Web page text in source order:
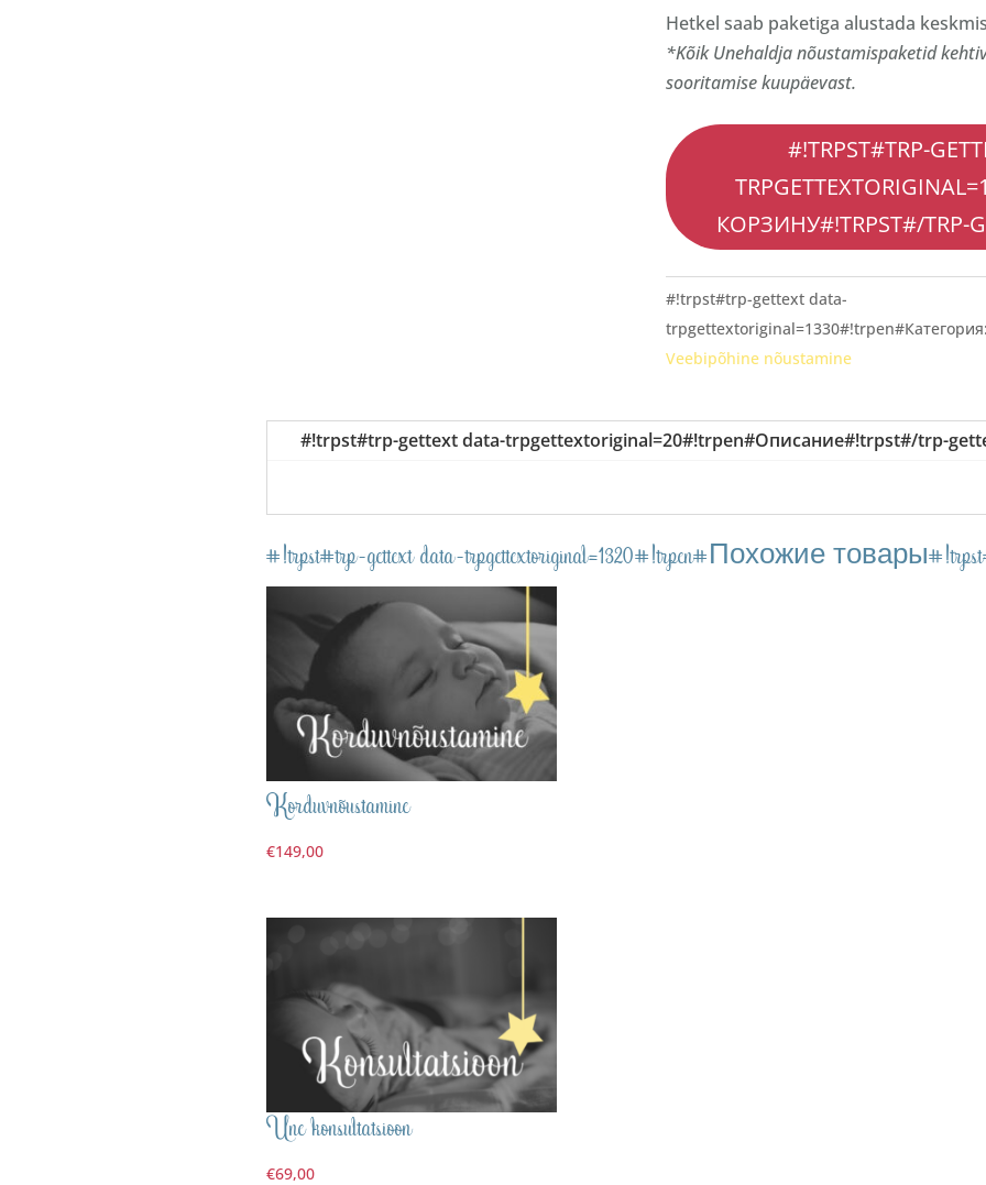
Hetkel saab paketiga alustada
*Kõik Unehaldja nõustamispaketid
sooritamise kuupäevast.
#!TRPST#TRP-
КОРЗИНУ#!TRPST#/TRP-
#!trpst#trp-gettext data-
Veebipõhine nõustamine
#!trpst#trp-gettext data-trpgettextoriginal=20#!trpen#Описание#!trpst#/trp-
#!trpst#trp-gettext data-trpgettextoriginal=1320#!trpen#Похожие
Korduvnõustamine
€149,00
Une konsultatsioon
€69,00